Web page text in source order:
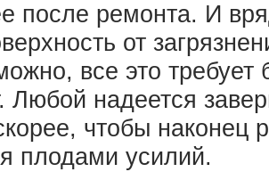
после ремонта. И
от
все это требует
Любой надеется
чтобы наконец
плодами усилий.